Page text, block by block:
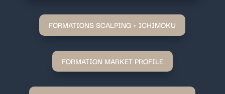
FORMATIONS SCALPING + ICHIMOKU
FORMATION MARKET PROFILE